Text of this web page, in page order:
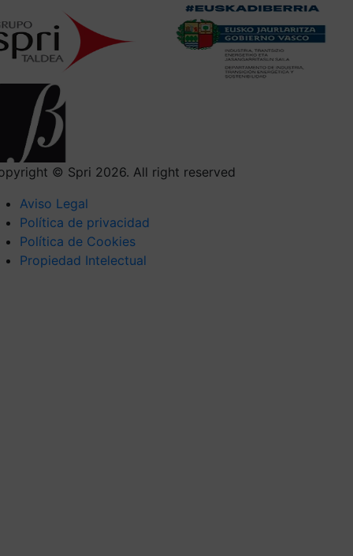
© Spri 2026. All right reserved
Aviso Legal
Política de privacidad
Política de Cookies
Propiedad Intelectual